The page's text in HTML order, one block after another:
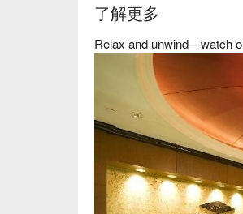
了解更多
Relax and unwind—watch